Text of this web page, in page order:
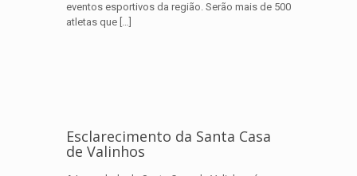
eventos esportivos da região. Serão mais de 500
atletas que […]
Esclarecimento da Santa Casa
de Valinhos